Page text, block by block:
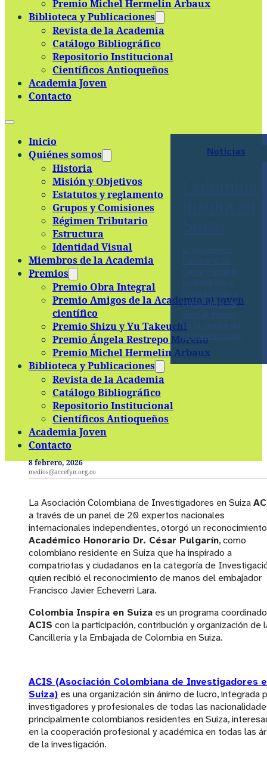
Skip to main contentSkip to footer
Premio Michel Hermelin Arbaux
Biblioteca y Publicaciones
Revista de la Academia
Catálogo Bibliográfico
Repositorio Institucional
Científicos Antioqueños
Academia Joven
Contacto
Inicio
Quiénes somos
Historia
Misión y Objetivos
Estatutos y reglamento
Grupos y Comisiones
Régimen Tributario
Estructura
Identidad Visual
Miembros de la Academia
Premios
Premio Obra Integral
Premio Amigos de la Academia al joven
científico
Premio Shizu y Yu Takeuchi
Premio Ángela Restrepo Moreno
Premio Michel Hermelin Arbaux
Biblioteca y Publicaciones
Revista de la Academia
Catálogo Bibliográfico
Repositorio Institucional
Científicos Antioqueños
Academia Joven
Contacto
Noticias
ciudadanos de
en el campo de
la Investigación.
8 febrero, 2026
medios@accefyn.org.co
La Asociación Colombiana de Investigadores en Suiza
a través de un panel de 20 expertos nacionales
internacionales independientes, otorgó un
Académico Honorario Dr. César Pulgarín, como
colombiano residente en Suiza que ha inspirado a
compatriotas y ciudadanos en la categoría de
quien recibió el reconocimiento de manos del embajador
Francisco Javier Echeverri Lara.
Colombia Inspira en Suiza es un programa
ACIS con la participación, contribución y organización de
Cancillería y la Embajada de Colombia en Suiza.
ACIS (Asociación Colombiana de Investigadores
Suiza) es una organización sin ánimo de lucro, integrada
investigadores y profesionales de todas las
principalmente colombianos residentes en Suiza,
en la cooperación profesional y académica en todas las
de la investigación.